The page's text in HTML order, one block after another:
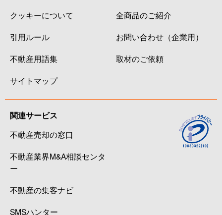
クッキーについて
引用ルール
不動産用語集
サイトマップ
全商品のご紹介
お問い合わせ（企業用）
取材のご依頼
関連サービス
不動産売却の窓口
不動産業界M&A相談センタ
ー
不動産の集客ナビ
SMSハンター